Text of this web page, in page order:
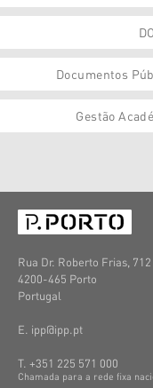
Documentos
Gestão
Rua Dr. Roberto Frias, 712
4200-465 Porto
Portugal
E. ipp@ipp.pt
T. +351 225 571 000
Chamada para a rede fixa